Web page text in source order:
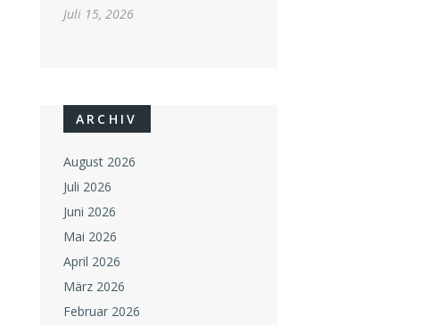
Juli 15, 2026
ARCHIV
August 2026
Juli 2026
Juni 2026
Mai 2026
April 2026
März 2026
Februar 2026